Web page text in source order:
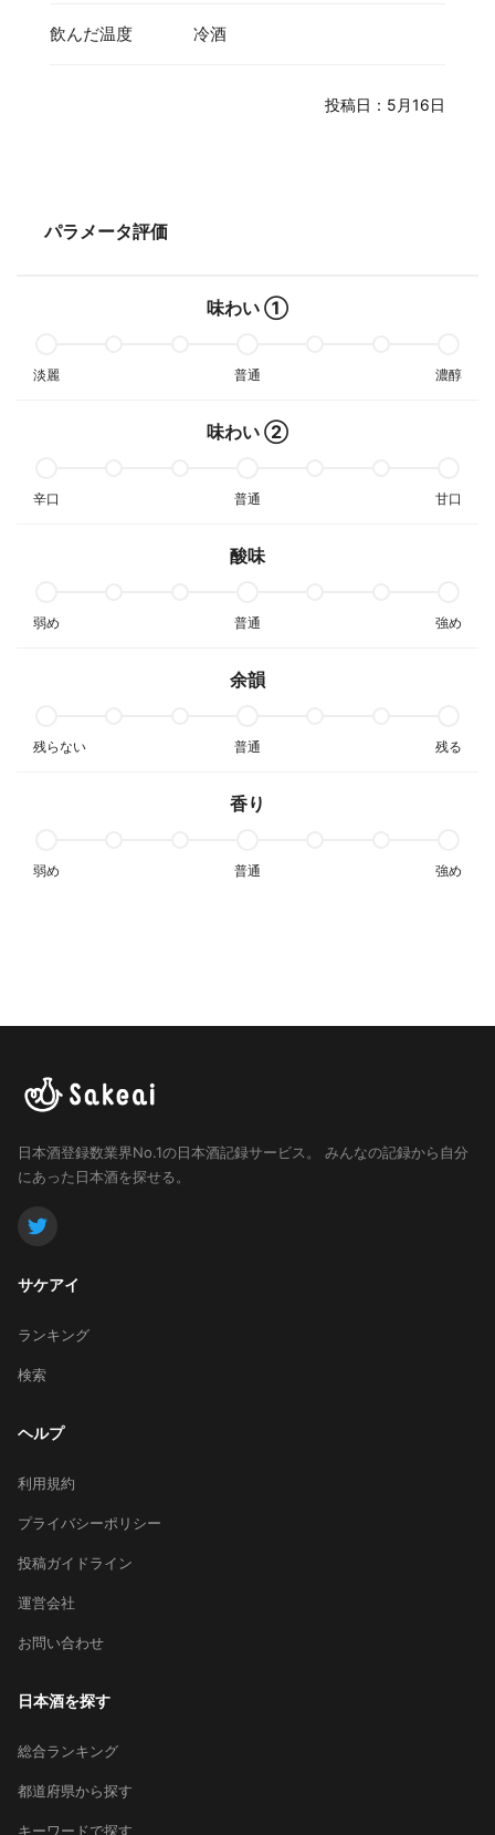
飲んだ温度 冷酒
投稿日：5月16日
パラメータ評価
味わい ①
淡麗 普通 濃醇
味わい ②
辛口 普通 甘口
酸味
弱め 普通 強め
余韻
残らない 普通 残る
香り
弱め 普通 強め
日本酒登録数業界No.1の日本酒記録サービス。
みんなの記録から自分
にあった日本酒を探せる。
サケアイ
ランキング
検索
ヘルプ
利用規約
プライバシーポリシー
投稿ガイドライン
運営会社
お問い合わせ
日本酒を探す
総合ランキング
都道府県から探す
キーワードで探す